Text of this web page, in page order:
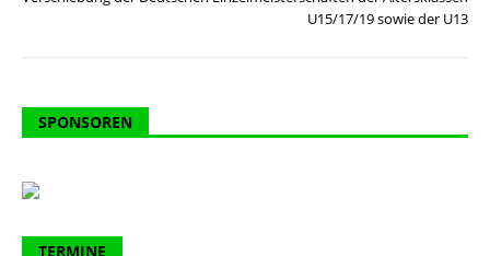
U15/17/19 sowie der U13
SPONSOREN
TERMINE